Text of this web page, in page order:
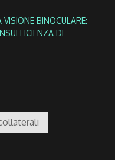
VISIONE BINOCULARE:
DI